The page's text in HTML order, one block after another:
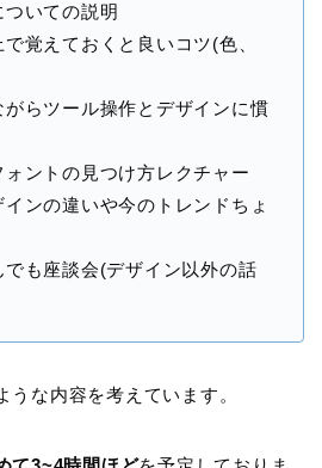
いての説明
覚えておくと良いコツ(色、
がらツール操作とデザインに慣
ォントの見つけ方レクチャー
インの違いや今のトレンドちょ
でも座談会(デザイン以外の話
うな内容を考えています。